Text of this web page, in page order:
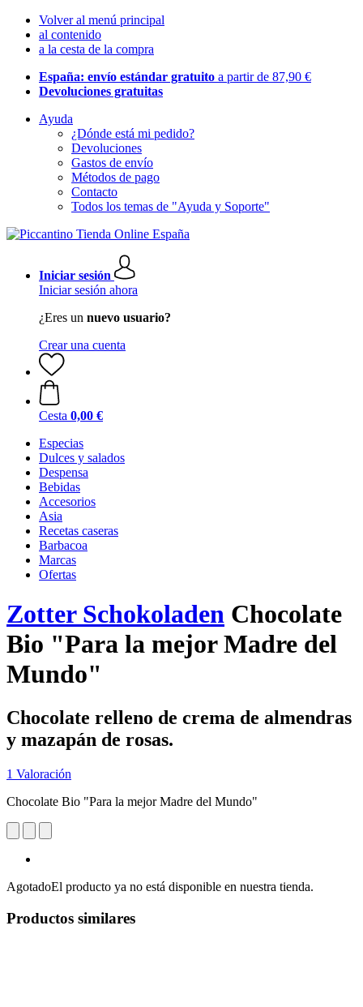
Volver al menú principal
al contenido
a la cesta de la compra
España: envío estándar gratuito a partir de 87,90 €
Devoluciones gratuitas
Ayuda
¿Dónde está mi pedido?
Devoluciones
Gastos de envío
Métodos de pago
Contacto
Todos los temas de "Ayuda y Soporte"
Iniciar sesión
Iniciar sesión ahora
¿Eres un nuevo usuario?
Crear una cuenta
Cesta 0,00 €
Especias
Dulces y salados
Despensa
Bebidas
Accesorios
Asia
Recetas caseras
Barbacoa
Marcas
Ofertas
Zotter Schokoladen Chocolate
Bio "Para la mejor Madre del
Mundo"
Chocolate relleno de crema de almendras
y mazapán de rosas.
1 Valoración
Chocolate Bio "Para la mejor Madre del Mundo"
AgotadoEl producto ya no está disponible en nuestra tienda.
Productos similares